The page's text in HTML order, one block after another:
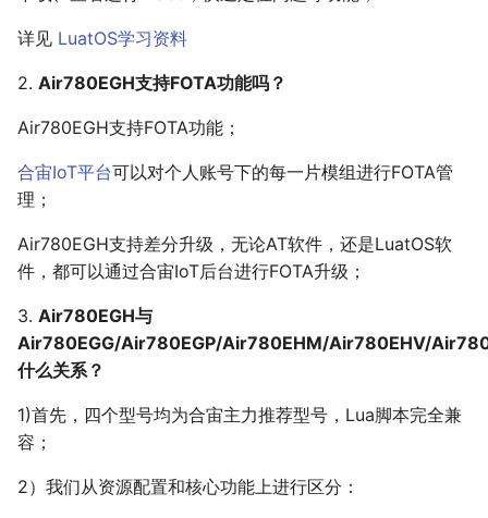
详见 LuatOS学习资料
2. Air780EGH支持FOTA功能吗？
Air780EGH支持FOTA功能；
合宙IoT平台可以对个人账号下的每一片模组进行FOTA管
理；
Air780EGH支持差分升级，无论AT软件，还是LuatOS软
件，都可以通过合宙IoT后台进行FOTA升级；
3. Air780EGH与
Air780EGG/Air780EGP/Air780EHM/Air780EHV/
什么关系？
1)首先，四个型号均为合宙主力推荐型号，Lua脚本完全兼
容；
2）我们从资源配置和核心功能上进行区分：